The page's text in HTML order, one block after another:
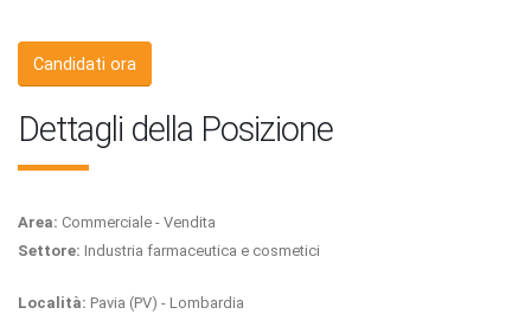
Candidati ora
Dettagli della Posizione
Area: Commerciale - Vendita
Settore: Industria farmaceutica e cosmetici
Località: Pavia (PV) - Lombardia